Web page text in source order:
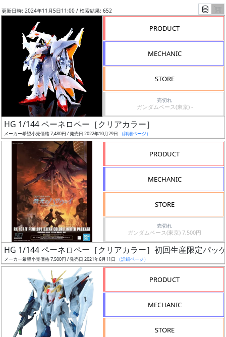
フ
リ
グ
レ
更新日時: 2024年11月5日11:00 / 検索結果: 652
PRODUCT
MECHANIC
STORE
売切れ
ガンダムベース(東京) -
HG 1/144 ペーネロペー［クリアカラー］
メーカー希望小売価格 7,480円 / 発売日 2022年10月29日 （詳細ページ）
PRODUCT
MECHANIC
STORE
売切れ
ガンダムベース(東京) 7,500円
HG 1/144 ペーネロペー［クリアカラー］初回生産限定パッ
メーカー希望小売価格 7,500円 / 発売日 2021年6月11日 （詳細ページ）
PRODUCT
MECHANIC
STORE